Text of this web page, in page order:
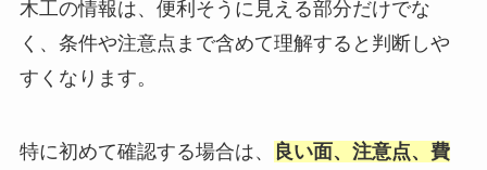
木工の情報は、便利そうに見える部分だけでな
く、条件や注意点まで含めて理解すると判断しや
すくなります。
特に初めて確認する場合は、
良い面、注意点、費